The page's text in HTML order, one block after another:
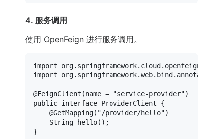
4. 服务调用
使用 OpenFeign 进行服务调用。
import
import
@FeignClient(name = "service-provider")
public interface ProviderClient {
@GetMapping("/provider/hello")
    String
hello() ;